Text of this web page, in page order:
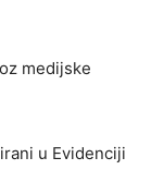
medijske
u Evidenciji